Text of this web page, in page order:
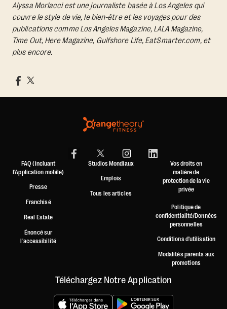
Alyssa Morlacci est une journaliste basée à Los Angeles qui
couvre le style de vie, le bien-être et les voyages pour des
publications comme Los Angeles Magazine, LALA Magazine,
Time Out, Here Magazine, Gulfshore Life, EatSmarter.com, et
plus encore.
FAQ (incluant
l'Application mobile)
Presse
Franchisé
Real Estate
Énoncé sur
l'accessibilité
Studios Mondiaux
Emplois
Tous les articles
Vos droits en
matière de
protection de la vie
privée
Politique de
confidentialité/Données
personnelles
Conditions d'utilisation
Modalités parents aux
promotions
Téléchargez Notre Application